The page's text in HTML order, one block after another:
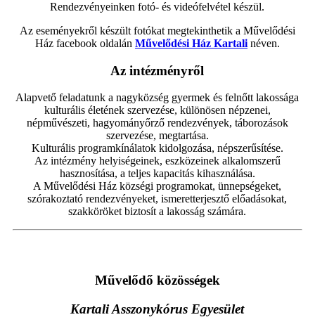
Rendezvényeinken fotó- és videófelvétel készül.
Az eseményekről készült fotókat megtekinthetik a Művelődési
Ház facebook oldalán Művelődési Ház Kartali néven.
Az intézményről
Alapvető feladatunk a nagyközség gyermek és felnőtt lakossága
kulturális életének szervezése, különösen népzenei,
népművészeti, hagyományőrző rendezvények, táborozások
szervezése, megtartása.
Kulturális programkínálatok kidolgozása, népszerűsítése.
Az intézmény helyiségeinek, eszközeinek alkalomszerű
hasznosítása, a teljes kapacitás kihasználása.
A Művelődési Ház községi programokat, ünnepségeket,
szórakoztató rendezvényeket, ismeretterjesztő előadásokat,
szakköröket biztosít a lakosság számára.
Művelődő közösségek
Kartali Asszonykórus Egyesület